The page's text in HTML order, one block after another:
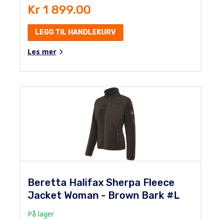
Kr 1 899.00
LEGG TIL HANDLEKURV
Les mer
Beretta Halifax Sherpa Fleece
Jacket Woman - Brown Bark #L
På lager